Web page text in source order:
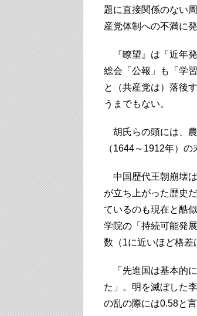
題に直接関係のない
産党体制への不満に
『瞭望』は「近年
総会「公報」も「学
と（共産党は）落後
うまでもない。
胡氏らの頭には、
（1644～1912年）
中国歴代王朝崩壊は
が立ち上がった歴史
ているのも現在と酷
学院の「持続可能発
数（1に近いほど格差
「先進国は基本的
た」。明を滅ぼした
の乱の際には0.58と